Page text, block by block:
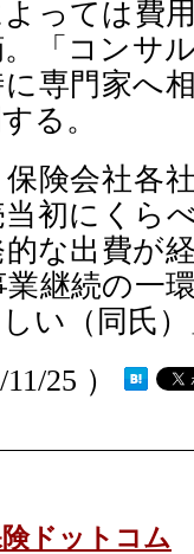
っては費
「コンサ
専門家へ
る。
険会社各
初にくら
な出費が
継続の一
い（同氏
25 ）
ドットコム